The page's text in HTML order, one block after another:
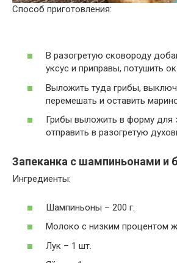
Способ приготовления:
В разогретую сковороду
уксус и приправы, потушить
Выложить туда грибы,
перемешать и оставить
Грибы выложить в форму для
отправить в разогретую
Запеканка с шампиньонами и
Ингредиенты:
Шампиньоны – 200 г.
Молоко с низким процентом
Лук – 1 шт.